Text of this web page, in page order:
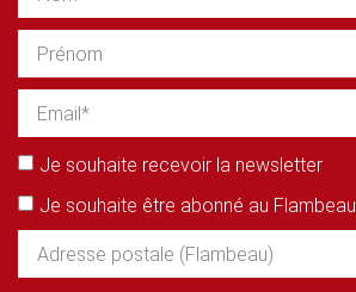
Je souhaite recevoir la newsletter
Je souhaite être abonné au Flambeau